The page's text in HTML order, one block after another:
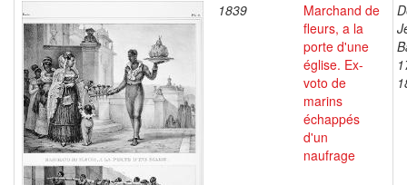
1839
Marchand de
fleurs, a la
porte d'une
église. Ex-
voto de
marins
échappés
d'un
naufrage